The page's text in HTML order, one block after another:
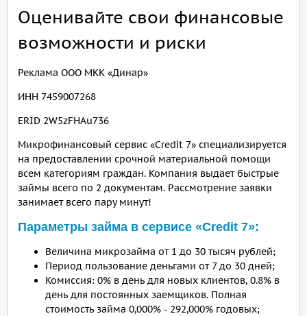
Оценивайте свои финансовые
возможности и риски
Реклама ООО МКК «Динар»
ИНН 7459007268
ERID 2W5zFHAu736
Микрофинансовый сервис «Credit 7» специализируется
на предоставлении срочной материальной помощи
всем категориям граждан. Компания выдает быстрые
займы всего по 2 документам. Рассмотрение заявки
занимает всего пару минут!
Параметры займа в сервисе «Credit 7»:
Величина микрозайма от 1 до 30 тысяч рублей;
Период пользование деньгами от 7 до 30 дней;
Комиссия: 0% в день для новых клиентов, 0.8% в
день для постоянных заемщиков. Полная
стоимость займа 0,000% - 292,000% годовых;